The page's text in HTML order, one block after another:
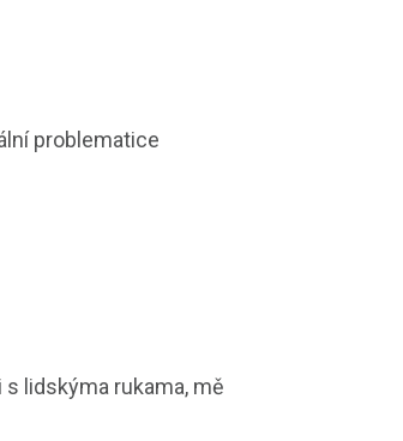
problematice
lidskýma rukama, mě